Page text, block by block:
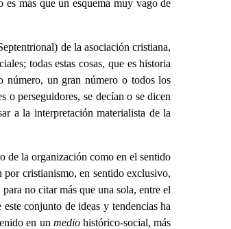
más que un esquema muy vago de
de la asociación cristiana,
todas estas cosas, que es historia
número, un gran número o todos los
o perseguidores, se decían o se dicen
a la interpretación materialista de la
de la organización como en el sentido
cristianismo, en sentido exclusivo,
no citar más que una sola, entre el
conjunto de ideas y tendencias ha
en un mediohistórico-social, más